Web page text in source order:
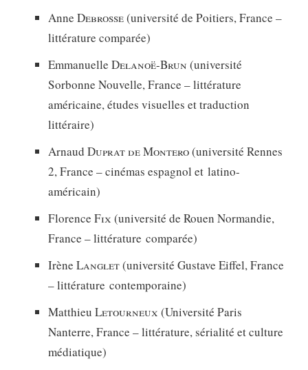
Anne Debrosse(université de Poitiers, France –
littérature comparée)
Emmanuelle Delanoë-Brun (université
Sorbonne Nouvelle, France – littérature
américaine, études visuelles et traduction
littéraire)
Arnaud Duprat de Montero(université Rennes
2, France – cinémas espagnol et latino-
américain)
Florence Fix (université de Rouen Normandie,
France – littérature comparée)
Irène Langlet(université Gustave Eiffel, France
– littérature contemporaine)
Matthieu Letourneux (Université Paris
Nanterre, France – littérature, sérialité et culture
médiatique)